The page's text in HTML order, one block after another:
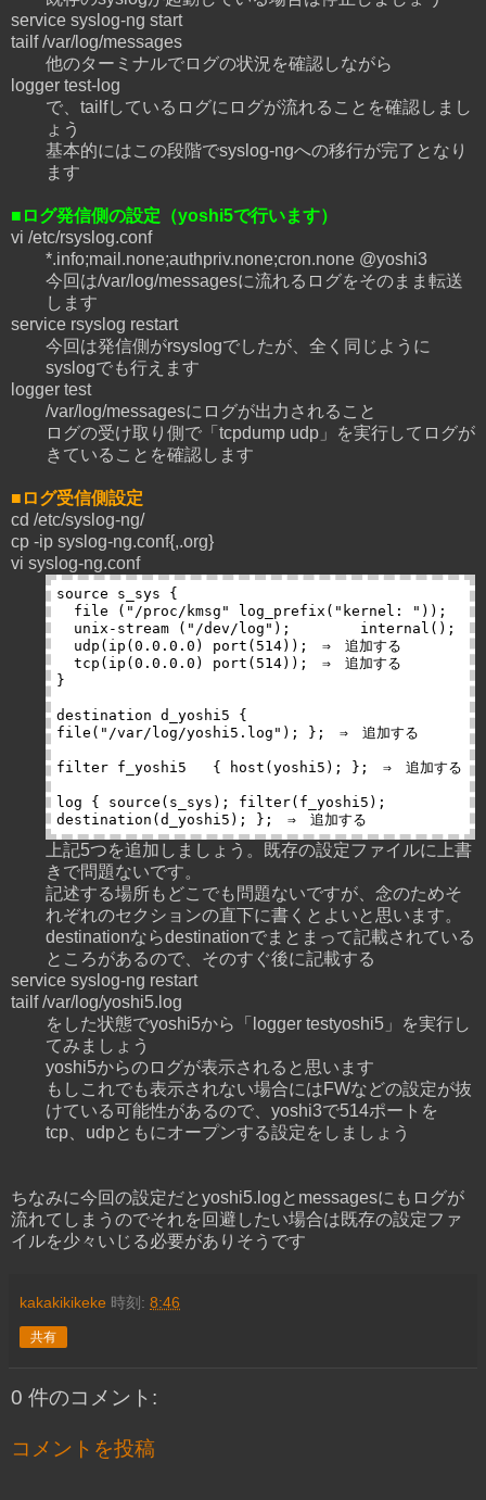
service syslog-ng start
tailf /var/log/messages
他のターミナルでログの状況を確認しながら
logger test-log
で、tailfしているログにログが流れることを確認しまし
ょう
基本的にはこの段階でsyslog-ngへの移行が完了となり
ます
■ログ発信側の設定（yoshi5で行います）
vi /etc/rsyslog.conf
*.info;mail.none;authpriv.none;cron.none @yoshi3
今回は/var/log/messagesに流れるログをそのまま転送
します
service rsyslog restart
今回は発信側がrsyslogでしたが、全く同じように
syslogでも行えます
logger test
/var/log/messagesにログが出力されること
ログの受け取り側で「tcpdump udp」を実行してログが
きていることを確認します
■ログ受信側設定
cd /etc/syslog-ng/
cp -ip syslog-ng.conf{,.org}
vi syslog-ng.conf
source s_sys {
file ("/proc/kmsg" log_prefix("kernel: "));
unix-stream ("/dev/log");        internal();
udp(ip(0.0.0.0) port(514));　⇒　追加する
tcp(ip(0.0.0.0) port(514));　⇒　追加する
}
destination d_yoshi5 {
file("/var/log/yoshi5.log"); };　⇒　追加する
filter f_yoshi5   { host(yoshi5); };　⇒　追加する
log { source(s_sys); filter(f_yoshi5);
上記5つを追加しましょう。既存の設定ファイルに上書
きで問題ないです。
記述する場所もどこでも問題ないですが、念のためそ
れぞれのセクションの直下に書くとよいと思います。
destinationならdestinationでまとまって記載されている
ところがあるので、そのすぐ後に記載する
service syslog-ng restart
tailf /var/log/yoshi5.log
をした状態でyoshi5から「logger testyoshi5」を実行し
てみましょう
yoshi5からのログが表示されると思います
もしこれでも表示されない場合にはFWなどの設定が抜
けている可能性があるので、yoshi3で514ポートを
tcp、udpともにオープンする設定をしましょう
ちなみに今回の設定だとyoshi5.logとmessagesにもログが
流れてしまうのでそれを回避したい場合は既存の設定ファ
イルを少々いじる必要がありそうです
kakakikikeke 時刻: 8:46
共有
0 件のコメント:
コメントを投稿